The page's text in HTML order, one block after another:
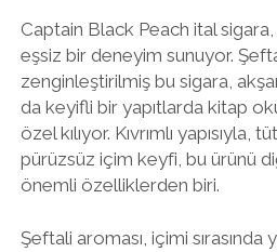
Captain Black Peach ital
eşsiz bir deneyim sunuyor.
zenginleştirilmiş bu sigara,
da keyifli bir yapıtlarda kitap
özel kılıyor. Kıvrımlı
pürüzsüz içim keyfi, bu ürünü
önemli özelliklerden biri.
Şeftali aroması, içimi